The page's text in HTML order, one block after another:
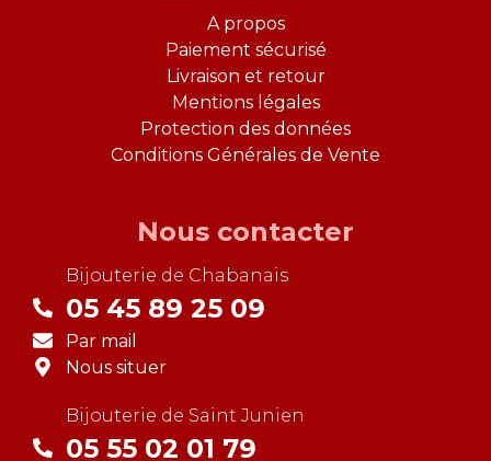
A propos
Paiement sécurisé
Livraison et retour
Mentions légales
Protection des données
Conditions Générales de Vente
Nous contacter
Bijouterie de Chabanais
05 45 89 25 09
Par mail
Nous situer
Bijouterie de Saint Junien
05 55 02 01 79